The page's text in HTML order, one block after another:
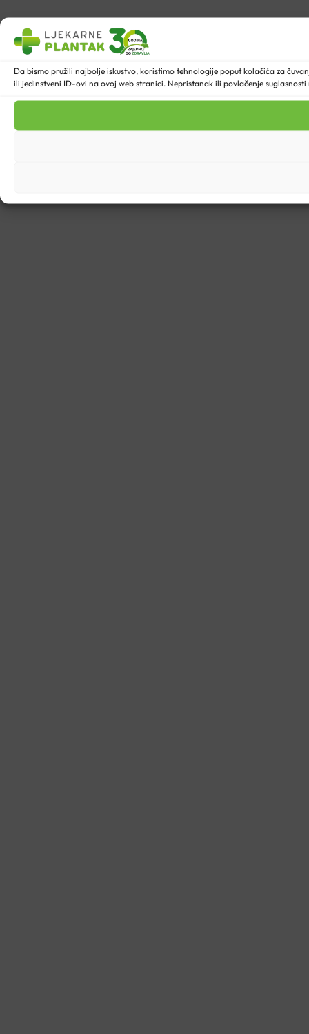
Da bismo pružili najbolje iskustvo, koristimo tehnologije poput kolačića za
ili jedinstveni ID-ovi na ovoj web stranici. Nepristanak ili povlačenje